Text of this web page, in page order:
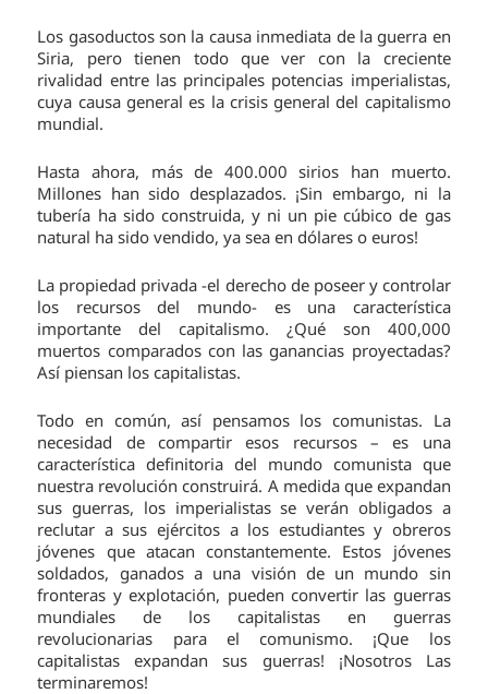
Los gasoductos son la causa inmediata de la guerra en
Siria, pero tienen todo que ver con la creciente
rivalidad entre las principales potencias imperialistas,
cuya causa general es la crisis general del capitalismo
mundial.
Hasta ahora, más de 400.000 sirios han muerto.
Millones han sido desplazados. ¡Sin embargo, ni la
tubería ha sido construida, y ni un pie cúbico de gas
natural ha sido vendido, ya sea en dólares o euros!
La propiedad privada -el derecho de poseer y controlar
los recursos del mundo- es una característica
importante del capitalismo. ¿Qué son 400,000
muertos comparados con las ganancias proyectadas?
Así piensan los capitalistas.
Todo en común, así pensamos los comunistas. La
necesidad de compartir esos recursos – es una
característica definitoria del mundo comunista que
nuestra revolución construirá. A medida que expandan
sus guerras, los imperialistas se verán obligados a
reclutar a sus ejércitos a los estudiantes y obreros
jóvenes que atacan constantemente. Estos jóvenes
soldados, ganados a una visión de un mundo sin
fronteras y explotación, pueden convertir las guerras
mundiales de los capitalistas en guerras
revolucionarias para el comunismo. ¡Que los
capitalistas expandan sus guerras! ¡Nosotros Las
terminaremos!